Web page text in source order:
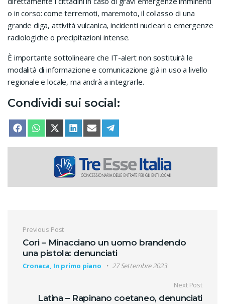
o in corso: come terremoti, maremoto, il collasso di una
grande diga, attività vulcanica, incidenti nucleari o emergenze
radiologiche o precipitazioni intense.
È importante sottolineare che IT-alert non sostituirà le
modalità di informazione e comunicazione già in uso a livello
regionale e locale, ma andrà a integrarle.
Condividi sui social:
SHARE ON
FACEBOOKSHARE ON
WHATSAPPSHARE ON
X (TWITTER)
SHARE ON
LINKEDINSHARE ON
EMAIL
Navigazione articoli
Previous Post
Cori – Minacciano un uomo brandendo
una pistola: denunciati
Cronaca, In primo piano 27 Settembre 2023
Next Post
Latina – Rapinano coetaneo, denunciati